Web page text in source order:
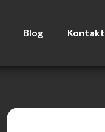
Blog Kontakt